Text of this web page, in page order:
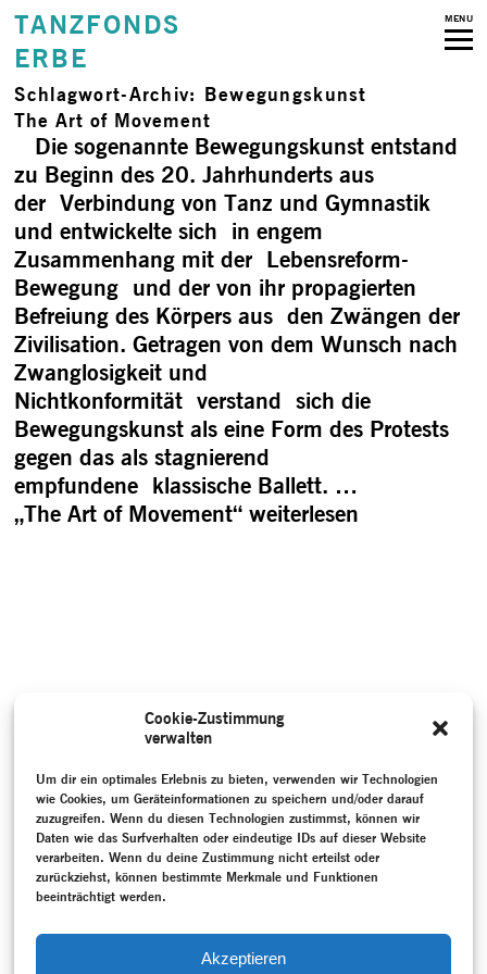
Cookie-Zustimmung
verwalten
Um dir ein optimales Erlebnis zu bieten, verwenden wir Technologien
wie Cookies, um Geräteinformationen zu speichern und/oder darauf
zuzugreifen. Wenn du diesen Technologien zustimmst, können wir
Daten wie das Surfverhalten oder eindeutige IDs auf dieser Website
verarbeiten. Wenn du deine Zustimmung nicht erteilst oder
zurückziehst, können bestimmte Merkmale und Funktionen
beeinträchtigt werden.
Akzeptieren
TANZFONDS
ERBE
MENU
Schlagwort-Archiv: Bewegungskunst
The Art of Movement
Die sogenannte Bewegungskunst entstand
zu Beginn des 20. Jahrhunderts aus
der Verbindung von Tanz und Gymnastik
und entwickelte sich in engem
Zusammenhang mit der Lebensreform-
Bewegung und der von ihr propagierten
Befreiung des Körpers aus den Zwängen der
Zivilisation. Getragen von dem Wunsch nach
Zwanglosigkeit und
Nichtkonformität verstand sich die
Bewegungskunst als eine Form des Protests
gegen das als stagnierend
empfundene klassische Ballett. …
„The Art of Movement“weiterlesen